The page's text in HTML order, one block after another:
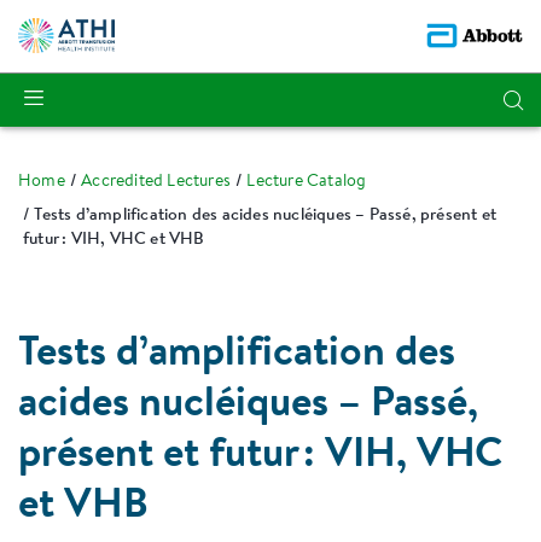
Home Accredited Lectures
Lecture Catalog
Tests d’amplification des acides nucléiques – Passé, présent et
futur : VIH, VHC et VHB
Tests d’amplification des
acides nucléiques – Passé,
présent et futur : VIH, VHC
et VHB